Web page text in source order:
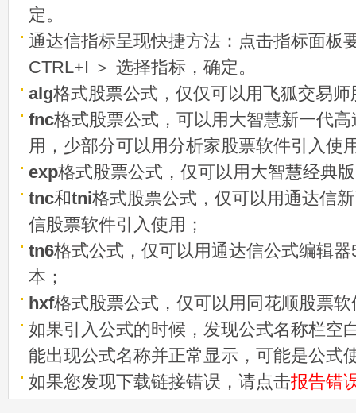
定。
通达信指标呈现快捷方法：点击指标面板
CTRL+I ＞ 选择指标，确定。
alg格式股票公式，仅仅可以用飞狐交易
fnc格式股票公式，可以用大智慧新一代
用，少部分可以用分析家股票软件引入使
exp格式股票公式，仅可以用大智慧经典
tnc和tni格式股票公式，仅可以用通达信
信股票软件引入使用；
tn6格式公式，仅可以用通达信公式编辑
本；
hxf格式股票公式，仅可以用同花顺股票
如果引入公式的时候，发现公式名称栏空
能出现公式名称并正常显示，可能是公式
如果您发现下载链接错误，请点击报告错